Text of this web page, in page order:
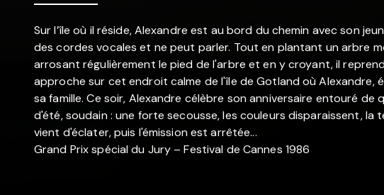
Sur l’île où il réside, Alexandre est au bord du chemin avec son
des cordes vocales et ne peut parler. Tout en plantant un arbre
arrosant régulièrement le pied de l'arbre et en y croyant, il
approche sur cet endroit calme de l'île de Gotland où Alexandre,
sa famille. Ce soir, Alexandre célèbre son anniversaire entouré
d'été, soudain : une forte secousse, les couleurs disparaissent, la
vient d'éclater, puis l'émission est arrêtée...
Grand Prix spécial du Jury – Festival de Cannes 1986